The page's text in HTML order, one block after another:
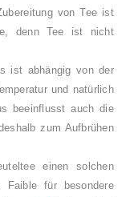
von Tee ist
denn Tee ist nicht
ist abhängig von der
und natürlich
beeinflusst auch die
zum Aufbrühen
einen solchen
für besondere